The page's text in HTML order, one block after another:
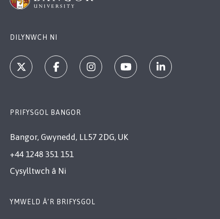
DILYNWCH NI
PRIFYSGOL BANGOR
Bangor, Gwynedd, LL57 2DG, UK
+44 1248 351 151
Cysylltwch â Ni
YMWELD Â’R BRIFYSGOL